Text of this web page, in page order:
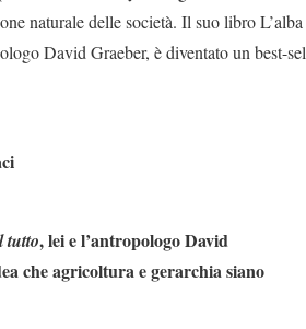
naturale delle società. Il suo libro
David Graeber, è diventato un best-
tutto, lei e l’antropologo David
che agricoltura e gerarchia siano